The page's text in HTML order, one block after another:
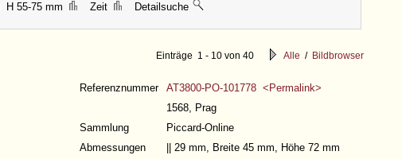
H 55-75 mm Zeit Detailsuche
Einträge 1 - 10 von 40 Alle / Bildbrowser
Referenznummer
AT3800-PO-101778 <Permalink>
1568, Prag
Sammlung
Piccard-Online
Abmessungen
|| 29 mm, Breite 45 mm, Höhe 72 mm